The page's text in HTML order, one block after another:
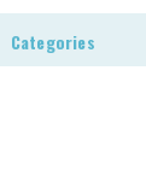
Categories